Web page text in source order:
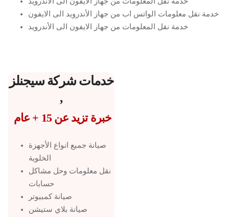
خدمة نقل معلومات الواتس اب من جهاز الأندرويد الى الايفون
خدمة نقل المعلومات من جهاز الايفون الى الأندرويد
خدمات شركة سيجنلز
,
خبرة تزيد عن 15 + عام
صيانة جميع انواع الأجهزة
الخلوية
نقل معلومات وحل مشاكل
حسابات
صيانة كمبيوتر